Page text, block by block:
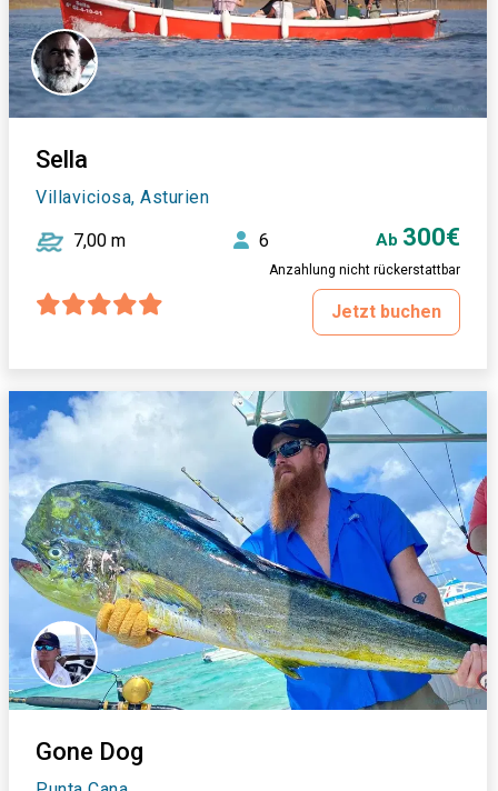
Sella
Villaviciosa, Asturien
7,00 m 6 Ab 300€
Anzahlung nicht rückerstattbar
Jetzt buchen
Gone Dog